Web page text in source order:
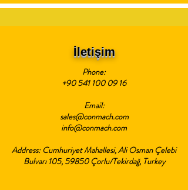
İletişim
Phone:
+90 541 100 09 16
Email:
sales@conmach.com
info@conmach.com
Address: Cumhuriyet Mahallesi, Ali Osman Çelebi
Bulvarı 105, 59850 Çorlu/Tekirdağ, Turkey